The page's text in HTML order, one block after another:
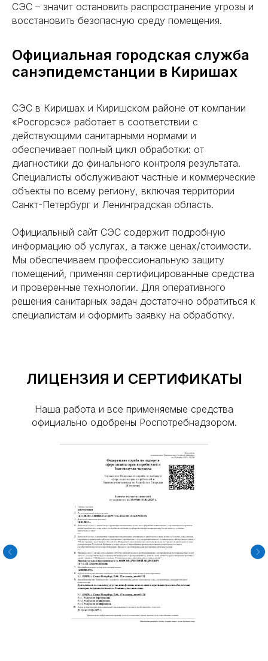
СЭС – значит остановить распространение угрозы и
восстановить безопасную среду помещения.
Официальная городская служба
санэпидемстанции в Киришах
СЭС в Киришах и Киришском районе от компании
«Росгорсэс» работает в соответствии с
действующими санитарными нормами и
обеспечивает полный цикл обработки: от
диагностики до финального контроля результата.
Специалисты обслуживают частные и коммерческие
объекты по всему региону, включая территории
Санкт-Петербург и Ленинградская область.
Официальный сайт СЭС содержит подробную
информацию об услугах, а также ценах/стоимости.
Мы обеспечиваем профессиональную защиту
помещений, применяя сертифицированные средства
и проверенные технологии. Для оперативного
решения санитарных задач достаточно обратиться к
специалистам и оформить заявку на обработку.
ЛИЦЕНЗИЯ И СЕРТИФИКАТЫ
Наша работа и все применяемые средства
официально одобрены Роспотребнадзором.
Перезвоните мне
Все права защищены. 2025.